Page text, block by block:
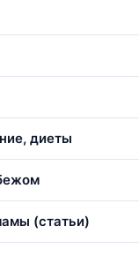
диеты
(статьи)